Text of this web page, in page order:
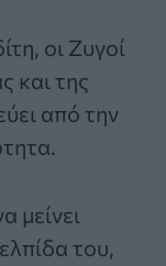
οι Ζυγοί
και της
από την
μείνει
του,